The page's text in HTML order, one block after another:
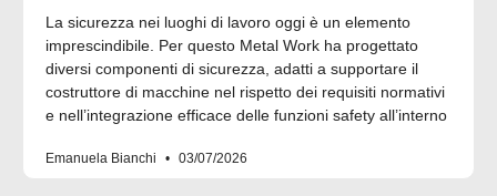
La sicurezza nei luoghi di lavoro oggi è un elemento
imprescindibile. Per questo Metal Work ha progettato
diversi componenti di sicurezza, adatti a supportare il
costruttore di macchine nel rispetto dei requisiti normativi
e nell’integrazione efficace delle funzioni safety all’interno
Emanuela Bianchi 03/07/2026